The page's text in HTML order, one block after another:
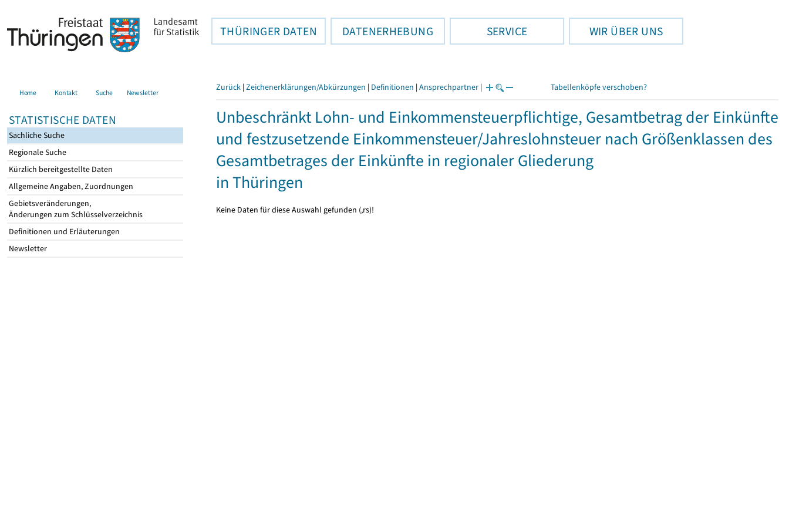
THÜRINGER DATEN DATENERHEBUNG SERVICE WIR ÜBER UNS
Home Kontakt Suche Newsletter
STATISTISCHE DATEN
Sachliche Suche
Regionale Suche
Kürzlich bereitgestellte Daten
Allgemeine Angaben, Zuordnungen
Gebietsveränderungen,
Änderungen zum Schlüsselverzeichnis
Definitionen und Erläuterungen
Newsletter
Zurück | Zeichenerklärungen/Abkürzungen | Definitionen | Ansprechpartner | Tabellenköpfe verschoben?
Unbeschränkt Lohn- und Einkommensteuerpflichtige, Gesamtbetrag der Einkünfte
und festzusetzende Einkommensteuer/Jahreslohnsteuer nach Größenklassen des
Gesamtbetrages der Einkünfte in regionaler Gliederung
in Thüringen
Keine Daten für diese Auswahl gefunden (,rs)!